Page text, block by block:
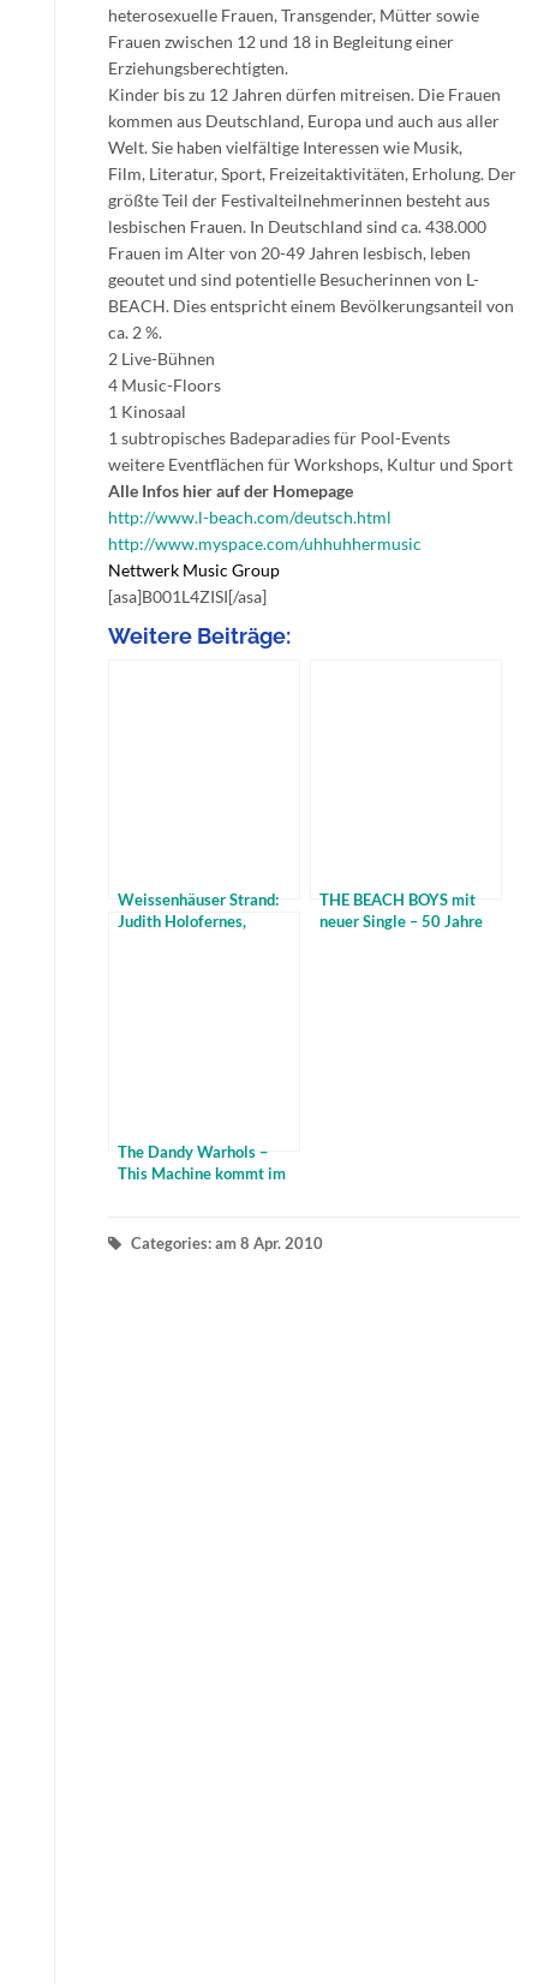
heterosexuelle Frauen, Transgender, Mütter sowie
Frauen zwischen 12 und 18 in Begleitung einer
Erziehungsberechtigten.
Kinder bis zu 12 Jahren dürfen mitreisen. Die Frauen
kommen aus Deutschland, Europa und auch aus aller
Welt. Sie haben vielfältige Interessen wie Musik,
Film, Literatur, Sport, Freizeitaktivitäten, Erholung. Der
größte Teil der Festivalteilnehmerinnen besteht aus
lesbischen Frauen. In Deutschland sind ca. 438.000
Frauen im Alter von 20-49 Jahren lesbisch, leben
geoutet und sind potentielle Besucherinnen von L-
BEACH. Dies entspricht einem Bevölkerungsanteil von
ca. 2 %.
2 Live-Bühnen
4 Music-Floors
1 Kinosaal
1 subtropisches Badeparadies für Pool-Events
weitere Eventflächen für Workshops, Kultur und Sport
Alle Infos hier auf der Homepage
http://www.l-beach.com/deutsch.html
http://www.myspace.com/uhhuhhermusic
Nettwerk Music Group
[asa]B001L4ZISI[/asa]
Weitere Beiträge:
Weissenhäuser Strand:
Judith Holofernes,
THE BEACH BOYS mit
neuer Single – 50 Jahre
The Dandy Warhols –
This Machine kommt im
Categories: am 8 Apr. 2010